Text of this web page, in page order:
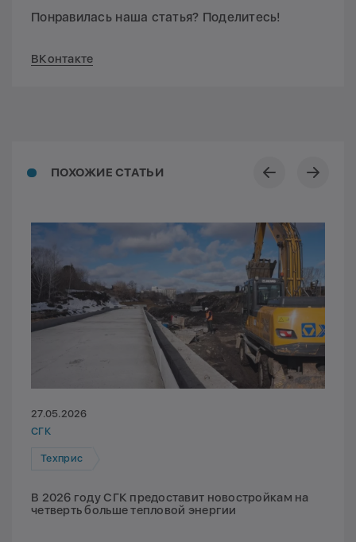
Понравилась наша статья? Поделитесь!
ВКонтакте
ПОХОЖИЕ СТАТЬИ
27.05.2026
СГК
Техприс
В 2026 году СГК предоставит новостройкам на
четверть больше тепловой энергии